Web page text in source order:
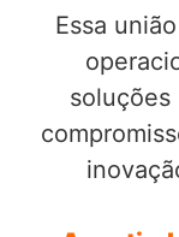
Essa
soluções